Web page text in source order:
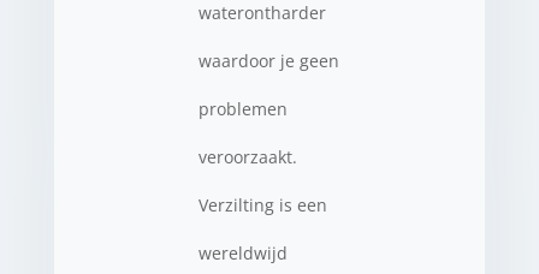
waterontharder
waardoor je geen
problemen
veroorzaakt.
Verzilting is een
wereldwijd